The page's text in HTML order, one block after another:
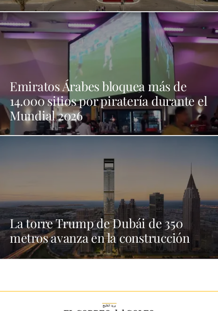
Emiratos Árabes bloquea más de
14.000 sitios por piratería durante el
Mundial 2026
La torre Trump de Dubái de 350
metros avanza en la construcción